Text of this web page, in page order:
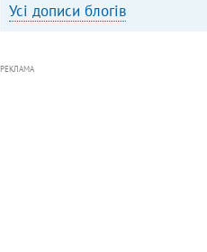
Усі дописи блогів
РЕКЛАМА